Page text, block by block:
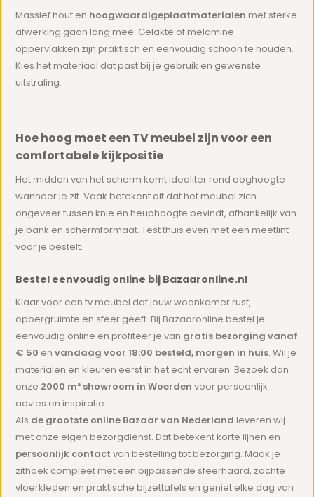
Massief hout en hoogwaardigeplaatmaterialen met sterke
afwerking gaan lang mee. Gelakte of melamine
oppervlakken zijn praktisch en eenvoudig schoon te houden.
Kies het materiaal dat past bij je gebruik en gewenste
uitstraling.
Hoe hoog moet een TV meubel zijn voor een
comfortabele kijkpositie
Het midden van het scherm komt idealiter rond ooghoogte
wanneer je zit. Vaak betekent dit dat het meubel zich
ongeveer tussen knie en heuphoogte bevindt, afhankelijk van
je bank en schermformaat. Test thuis even met een meetlint
voor je bestelt.
Bestel eenvoudig online bij Bazaaronline.nl
Klaar voor een tv meubel dat jouw woonkamer rust,
opbergruimte en sfeer geeft. Bij Bazaaronline bestel je
eenvoudig online en profiteer je van gratis bezorging vanaf
€ 50 envandaag voor 18:00 besteld, morgen in huis. Wil je
materialen en kleuren eerst in het echt ervaren. Bezoek dan
onze 2000 m² showroom in Woerden voor persoonlijk
advies en inspiratie.
Als de grootste online Bazaar van Nederland leveren wij
met onze eigen bezorgdienst. Dat betekent korte lijnen en
persoonlijk contact van bestelling tot bezorging. Maak je
zithoek compleet met een bijpassende sfeerhaard, zachte
vloerkleden en praktische bijzettafels en geniet elke dag van